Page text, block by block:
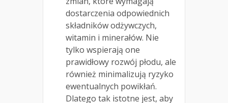
dostarczenia odpowiednich
składników odżywczych,
witamin i minerałów. Nie
tylko wspierają one
prawidłowy rozwój płodu, ale
również minimalizują ryzyko
ewentualnych powikłań.
Dlatego tak istotne jest, aby